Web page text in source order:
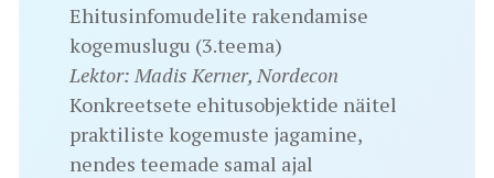
Ehitusinfomudelite rakendamise
kogemuslugu (3.teema)
Lektor: Madis Kerner, Nordecon
Konkreetsete ehitusobjektide näitel
praktiliste kogemuste jagamine,
nendes teemade samal ajal